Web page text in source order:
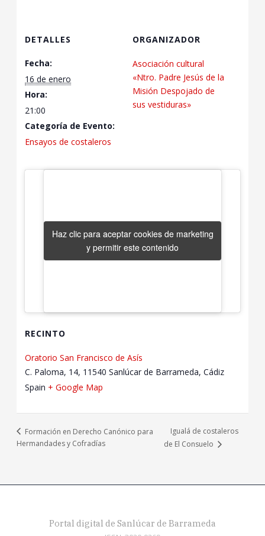
DETALLES
Fecha:
16 de enero
Hora:
21:00
Categoría de Evento:
Ensayos de costaleros
ORGANIZADOR
Asociación cultural
«Ntro. Padre Jesús de la
Misión Despojado de
sus vestiduras»
RECINTO
Oratorio San Francisco de Asís
C. Paloma, 14, 11540 Sanlúcar de Barrameda, Cádiz
Spain + Google Map
Haz clic para aceptar cookies de marketing
y permitir este contenido
Haz clic para aceptar cookies de marketing
y permitir este contenido
Formación en Derecho Canónico para
Hermandades y Cofradías
Igualá de costaleros
de El Consuelo
Portal digital de Sanlúcar de Barrameda